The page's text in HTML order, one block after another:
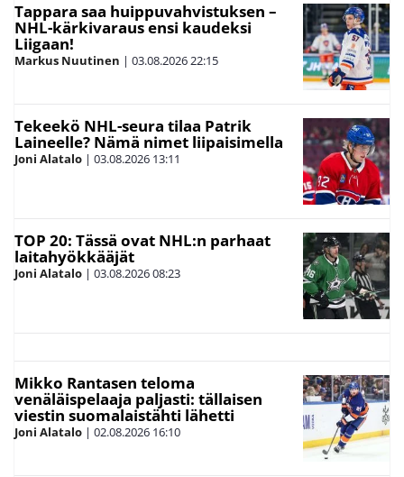
Tappara saa huippuvahvistuksen –
NHL-kärkivaraus ensi kaudeksi
Liigaan!
Markus Nuutinen | 03.08.202622:15
Tekeekö NHL-seura tilaa Patrik
Laineelle? Nämä nimet liipaisimella
Joni Alatalo | 03.08.2026 13:11
TOP 20: Tässä ovat NHL:n parhaat
laitahyökkääjät
Joni Alatalo | 03.08.202608:23
Mikko Rantasen teloma
venäläispelaaja paljasti: tällaisen
viestin suomalaistähti lähetti
Joni Alatalo | 02.08.2026 16:10